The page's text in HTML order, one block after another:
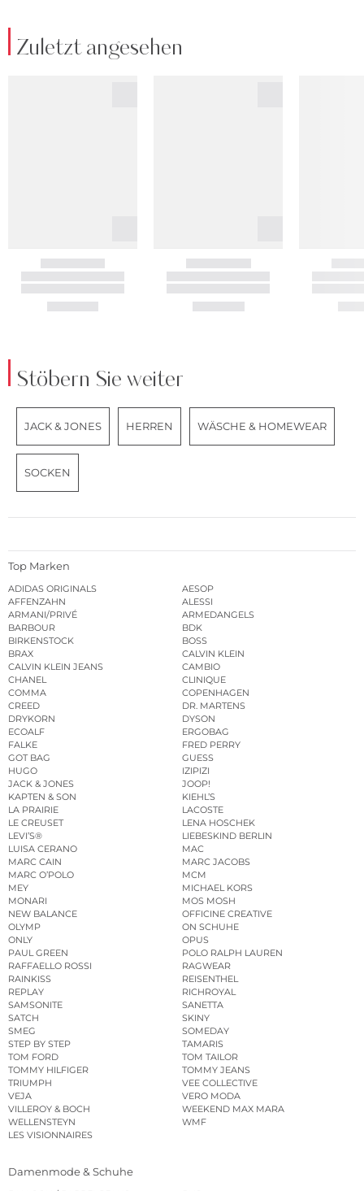
Zuletzt angesehen
Stöbern Sie weiter
JACK & JONES HERREN WÄSCHE & HOMEWEAR
SOCKEN
Top Marken
ADIDAS ORIGINALS
AESOP
AFFENZAHN
ALESSI
ARMANI/PRIVÉ
ARMEDANGELS
BARBOUR
BDK
BIRKENSTOCK
BOSS
BRAX
CALVIN KLEIN
CALVIN KLEIN JEANS
CAMBIO
CHANEL
CLINIQUE
COMMA
COPENHAGEN
CREED
DR. MARTENS
DRYKORN
DYSON
ECOALF
ERGOBAG
FALKE
FRED PERRY
GOT BAG
GUESS
HUGO
IZIPIZI
JACK & JONES
JOOP!
KAPTEN & SON
KIEHL’S
LA PRAIRIE
LACOSTE
LE CREUSET
LENA HOSCHEK
LEVI’S®
LIEBESKIND BERLIN
LUISA CERANO
MAC
MARC CAIN
MARC JACOBS
MARC O’POLO
MCM
MEY
MICHAEL KORS
MONARI
MOS MOSH
NEW BALANCE
OFFICINE CREATIVE
OLYMP
ON SCHUHE
ONLY
OPUS
PAUL GREEN
POLO RALPH LAUREN
RAFFAELLO ROSSI
RAGWEAR
RAINKISS
REISENTHEL
REPLAY
RICHROYAL
SAMSONITE
SANETTA
SATCH
SKINY
SMEG
SOMEDAY
STEP BY STEP
TAMARIS
TOM FORD
TOM TAILOR
TOMMY HILFIGER
TOMMY JEANS
TRIUMPH
VEE COLLECTIVE
VEJA
VERO MODA
VILLEROY & BOCH
WEEKEND MAX MARA
WELLENSTEYN
WMF
LES VISIONNAIRES
Damenmode & Schuhe